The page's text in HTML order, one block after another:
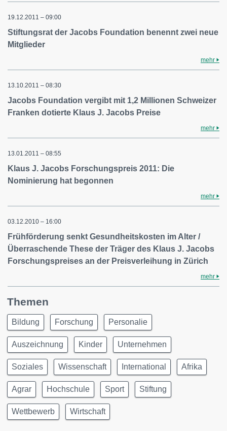
19.12.2011 – 09:00
Stiftungsrat der Jacobs Foundation benennt zwei neue
Mitglieder
mehr
13.10.2011 – 08:30
Jacobs Foundation vergibt mit 1,2 Millionen Schweizer
Franken dotierte Klaus J. Jacobs Preise
mehr
13.01.2011 – 08:55
Klaus J. Jacobs Forschungspreis 2011: Die
Nominierung hat begonnen
mehr
03.12.2010 – 16:00
Frühförderung senkt Gesundheitskosten im Alter /
Überraschende These der Träger des Klaus J. Jacobs
Forschungspreises an der Preisverleihung in Zürich
mehr
Themen
Bildung Forschung Personalie
Auszeichnung Kinder Unternehmen
Soziales Wissenschaft International Afrika
Agrar Hochschule Sport Stiftung
Wettbewerb Wirtschaft